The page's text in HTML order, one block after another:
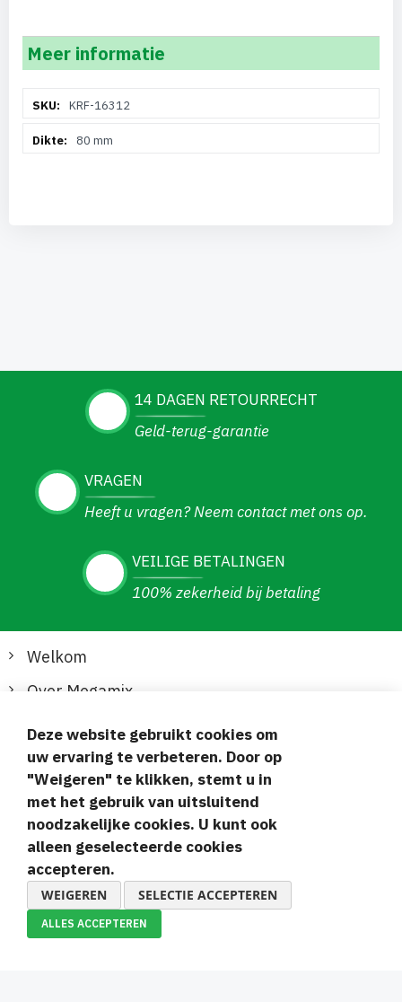
Meer informatie
informatieKRF-16312
80 mm
14 DAGEN RETOURRECHT
Geld-terug-garantie
VRAGEN
Heeft u vragen? Neem contact met ons op.
VEILIGE BETALINGEN
100% zekerheid bij betaling
Welkom
Over Megamix
Informatie
Klantenservice
Veilige en gemakkelijke betalingen
Deze website gebruikt cookies om
uw ervaring te verbeteren. Door op
"Weigeren" te klikken, stemt u in
met het gebruik van uitsluitend
noodzakelijke cookies. U kunt ook
alleen geselecteerde cookies
accepteren.
WEIGEREN SELECTIE ACCEPTEREN
ALLES ACCEPTEREN